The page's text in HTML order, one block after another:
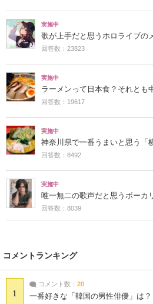
実施中
歌が上手だと思うホロライブの
回答数：23823
実施中
ラーメンって日本食？それとも
回答数：19617
実施中
神奈川県で一番うまいと思う「
回答数：8492
実施中
唯一無二の歌声だと思うボーカ
回答数：8039
コメントランキング
1
コメント数： 20
一番好きな「韓国の男性俳優」は